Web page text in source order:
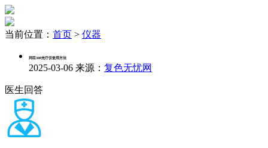
当前位置： 首页 > 仪器
邦臣308光疗仪使用方法
2025-03-06 来源： 复色无忧网
医生回答